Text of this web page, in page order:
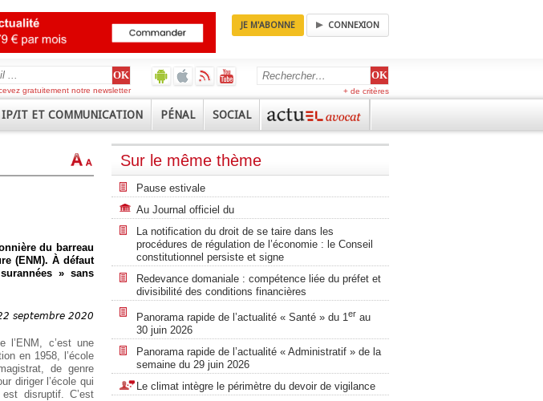
JE M'ABONNE CONNEXION
+ de critères
gratuitement notre newsletter
IP/IT ET COMMUNICATION PÉNAL SOCIAL
du barreau
(ENM). À défaut
» sans
septembre 2020
l’ENM, c’est une
en 1958, l’école
de genre
diriger l’école qui
disruptif. C’est
Sur le même thème
Pause estivale
Au Journal officiel du
La notification du droit de se taire dans les
procédures de régulation de l’économie : le Conseil
constitutionnel persiste et signe
Redevance domaniale : compétence liée du préfet et
divisibilité des conditions financières
Panorama rapide de l’actualité « Santé » du 1er au
30 juin 2026
Panorama rapide de l’actualité « Administratif » de la
semaine du 29 juin 2026
Le climat intègre le périmètre du devoir de vigilance